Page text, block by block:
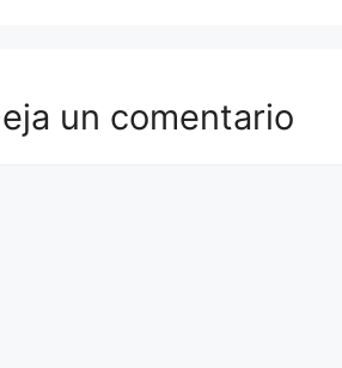
un comentario